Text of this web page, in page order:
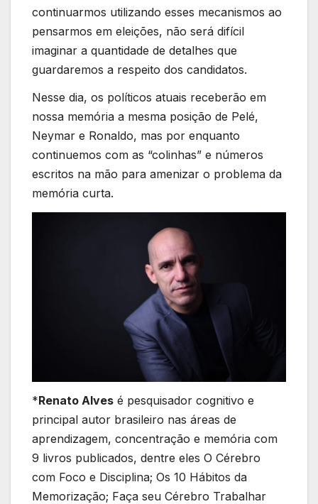
continuarmos utilizando esses mecanismos ao
pensarmos em eleições, não será difícil
imaginar a quantidade de detalhes que
guardaremos a respeito dos candidatos.
Nesse dia, os políticos atuais receberão em
nossa memória a mesma posição de Pelé,
Neymar e Ronaldo, mas por enquanto
continuemos com as “colinhas” e números
escritos na mão para amenizar o problema da
memória curta.
*Renato Alves é pesquisador cognitivo e
principal autor brasileiro nas áreas de
aprendizagem, concentração e memória com
9 livros publicados, dentre eles O Cérebro
com Foco e Disciplina; Os 10 Hábitos da
Memorização; Faça seu Cérebro Trabalhar